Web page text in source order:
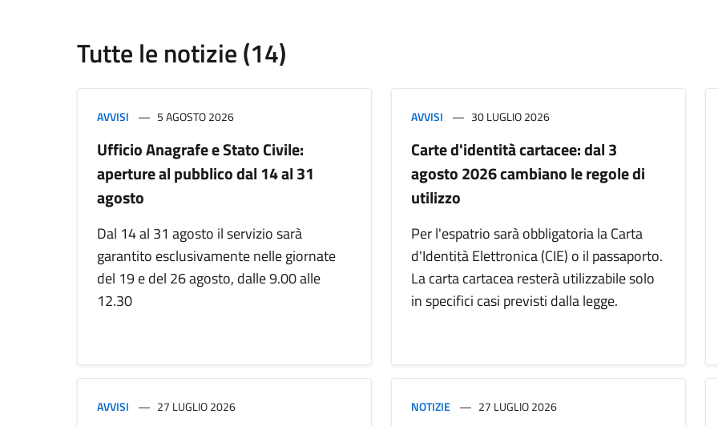
Tutte le notizie (14)
AVVISI 5 AGOSTO 2026
Ufficio Anagrafe e Stato Civile:
aperture al pubblico dal 14 al 31
agosto
Dal 14 al 31 agosto il servizio sarà
garantito esclusivamente nelle giornate
del 19 e del 26 agosto, dalle 9.00 alle
12.30
AVVISI 30 LUGLIO 2026
Carte d'identità cartacee: dal 3
agosto 2026 cambiano le regole di
utilizzo
Per l'espatrio sarà obbligatoria la Carta
d'Identità Elettronica (CIE) o il passaporto.
La carta cartacea resterà utilizzabile solo
in specifici casi previsti dalla legge.
AVVISI 27 LUGLIO 2026 NOTIZIE 27 LUGLIO 2026